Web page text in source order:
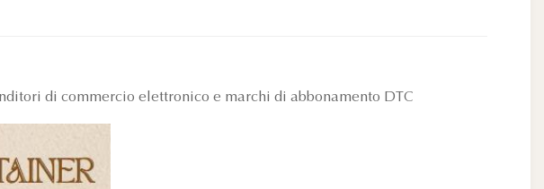
di commercio elettronico e marchi di abbonamento DTC